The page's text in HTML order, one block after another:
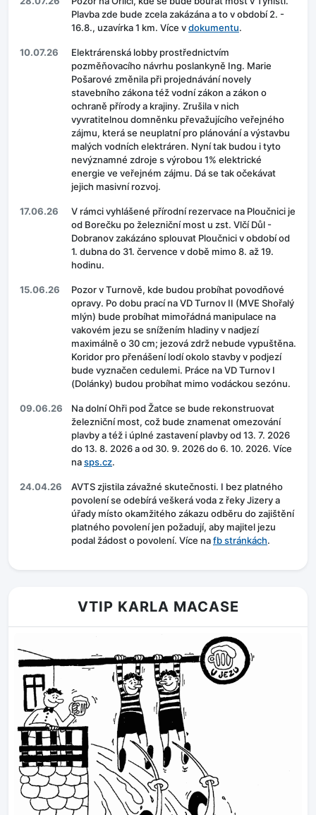
Plavba zde bude zcela zakázána a to v období 2. -
16.8., uzavírka 1 km. Více vdokumentu.
10.07.26
Elektrárenská lobby prostřednictvím
pozměňovacího návrhu poslankyně Ing. Marie
Pošarové změnila při projednávání novely
stavebního zákona též vodní zákon a zákon o
ochraně přírody a krajiny. Zrušila v nich
vyvratitelnou domněnku převažujícího veřejného
zájmu, která se neuplatní pro plánování a výstavbu
malých vodních elektráren. Nyní tak budou i tyto
nevýznamné zdroje s výrobou 1% elektrické
energie ve veřejném zájmu. Dá se tak očekávat
jejich masivní rozvoj.
17.06.26
V rámci vyhlášené přírodní rezervace na Ploučnici je
od Borečku po železniční most u zst. Vlčí Důl -
Dobranov zakázáno splouvat Ploučnici v období od
1. dubna do 31. července v době mimo 8. až 19.
hodinu.
15.06.26
Pozor v Turnově, kde budou probíhat povodňové
opravy. Po dobu prací na VD Turnov II (MVE Shořalý
mlýn) bude probíhat mimořádná manipulace na
vakovém jezu se snížením hladiny v nadjezí
maximálně o 30 cm; jezová zdrž nebude vypuštěna.
Koridor pro přenášení lodí okolo stavby v podjezí
bude vyznačen cedulemi. Práce na VD Turnov I
(Dolánky) budou probíhat mimo vodáckou sezónu.
09.06.26
Na dolní Ohři pod Žatce se bude rekonstruovat
železniční most, což bude znamenat omezování
plavby a též i úplné zastavení plavby od 13. 7. 2026
do 13. 8. 2026 a od 30. 9. 2026 do 6. 10. 2026. Více
nasps.cz.
24.04.26
AVTS zjistila závažné skutečnosti. I bez platného
povolení se odebírá veškerá voda z řeky Jizery a
úřady místo okamžitého zákazu odběru do zajištění
platného povolení jen požadují, aby majitel jezu
podal žádost o povolení. Více nafb stránkách.
VTIP KARLA MACASE